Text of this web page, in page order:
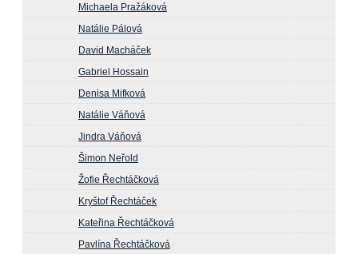
Michaela Pražáková
Natálie Pálová
David Macháček
Gabriel Hossain
Denisa Mifková
Natálie Váňová
Jindra Váňová
Šimon Neřold
Žofie Řechtáčková
Kryštof Řechtáček
Kateřina Řechtáčková
Pavlína Řechtáčková